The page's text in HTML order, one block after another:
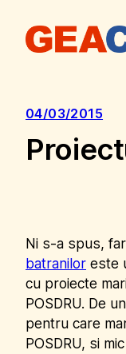
conținut
04/03/2015
Ni s-a spus,
batranilor este
cu proiecte
POSDRU. De
pentru care
POSDRU, si